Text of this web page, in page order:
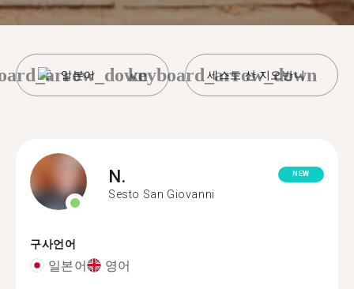
일본어 세스토 산 지오반니
keyboard_arrow_down
N.
Sesto San Giovanni
NEW
구사언어
일본어 영어